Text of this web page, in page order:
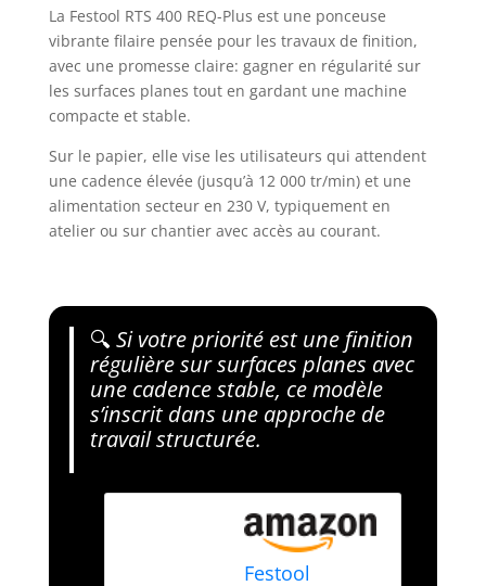
La Festool RTS 400 REQ-Plus est une ponceuse
vibrante filaire pensée pour les travaux de finition,
avec une promesse claire: gagner en régularité sur
les surfaces planes tout en gardant une machine
compacte et stable.
Sur le papier, elle vise les utilisateurs qui attendent
une cadence élevée (jusqu’à 12 000 tr/min) et une
alimentation secteur en 230 V, typiquement en
atelier ou sur chantier avec accès au courant.
🔍 Si votre priorité est une finition
régulière sur surfaces planes avec
une cadence stable, ce modèle
s’inscrit dans une approche de
travail structurée.
Festool